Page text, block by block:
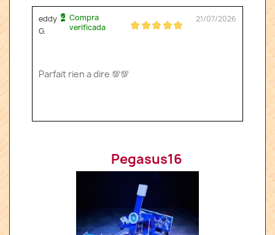
eddy
G.
Compra
verificada
21/07/2026
Parfait rien a dire 💯💯
Pegasus16